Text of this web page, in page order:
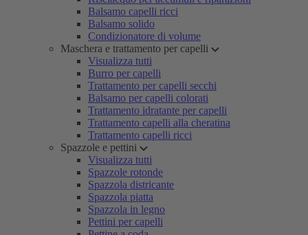
Balsamo capelli ricci
Balsamo solido
Condizionatore di volume
Maschera e trattamento per capelli
Visualizza tutti
Burro per capelli
Trattamento per capelli secchi
Balsamo per capelli colorati
Trattamento idratante per capelli
Trattamento capelli alla cheratina
Trattamento capelli ricci
Spazzole e pettini
Visualizza tutti
Spazzole rotonde
Spazzola districante
Spazzola piatta
Spazzola in legno
Pettini per capelli